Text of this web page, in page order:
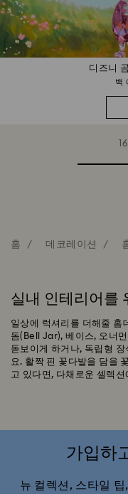
디즈니
백
홈 데코레이션
실내 인테리어를
일상에 럭셔리를 더해줄 홈
돔(Bell Jar), 베이스, 오너
돋보이게 하거나, 독립형 장
요. 활짝 핀 꽃다발을 담을
고 있다면, 다채로운 셀렉
가입하
뉴 컬렉션, 스타일